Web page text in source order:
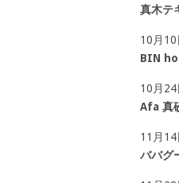
真木テ
10月
BIN
10月
Afa 真
11月
ババグ